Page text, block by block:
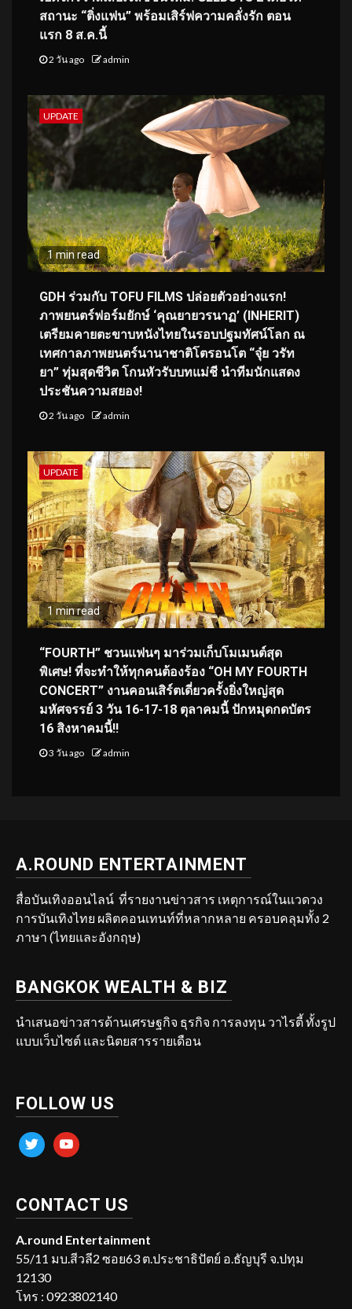
สถานะ “ติ่งแฟน” พร้อมเสิร์ฟความคลั่งรัก ตอน
แรก 8 ส.ค.นี้
2 วัน ago admin
UPDATE
1 min read
GDH ร่วมกับ TOFU FILMS ปล่อยตัวอย่างแรก!
ภาพยนตร์ฟอร์มยักษ์ ‘คุณยายวรนาฏ’ (INHERIT)
เตรียมคายตะขาบหนังไทยในรอบปฐมทัศน์โลก ณ
เทศกาลภาพยนตร์นานาชาติโตรอนโต “จุ๋ย วรัท
ยา” ทุ่มสุดชีวิต โกนหัวรับบทแม่ชี นำทีมนักแสดง
ประชันความสยอง!
2 วัน ago admin
UPDATE
1 min read
“FOURTH” ชวนแฟนๆ มาร่วมเก็บโมเมนต์สุด
พิเศษ! ที่จะทำให้ทุกคนต้องร้อง “OH MY FOURTH
CONCERT” งานคอนเสิร์ตเดี่ยวครั้งยิ่งใหญ่สุด
มหัศจรรย์ 3 วัน 16-17-18 ตุลาคมนี้ ปักหมุดกดบัตร
16 สิงหาคมนี้!!
3 วัน ago admin
A.ROUND ENTERTAINMENT
สื่อบันเทิงออนไลน์ ที่รายงานข่าวสาร เหตุการณ์ในแวดวง
การบันเทิงไทย ผลิตคอนเทนท์ที่หลากหลาย ครอบคลุมทั้ง 2
ภาษา (ไทยและอังกฤษ)
BANGKOK WEALTH & BIZ
นำเสนอข่าวสารด้านเศรษฐกิจ ธุรกิจ การลงทุน วาไรตี้ ทั้งรูป
แบบเว็บไซต์ และนิตยสารรายเดือน
FOLLOW US
twitter youtube
CONTACT US
A.round Entertainment
55/11 มบ.สีวลี2 ซอย63 ต.ประชาธิปัตย์ อ.ธัญบุรี จ.ปทุม
12130
โทร : 0923802140